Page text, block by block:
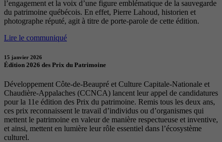
l’engagement et la voix d’une figure emblématique de la sauvegarde
du patrimoine québécois. En effet, Pierre Lahoud, historien et
photographe réputé, agit à titre de porte-parole de cette édition.
Lire le communiqué
15 janvier 2026
Édition 2026 des Prix du Patrimoine
Développement Côte-de-Beaupré et Culture Capitale-Nationale et
Chaudière-Appalaches (CCNCA) lancent leur appel de candidatures
pour la 11e édition des Prix du patrimoine. Remis tous les deux ans,
ces prix reconnaissent le travail d’individus ou d’organismes qui
mettent le patrimoine en valeur de manière respectueuse et inventive,
et ainsi, mettent en lumière leur rôle essentiel dans l’écosystème
culturel.